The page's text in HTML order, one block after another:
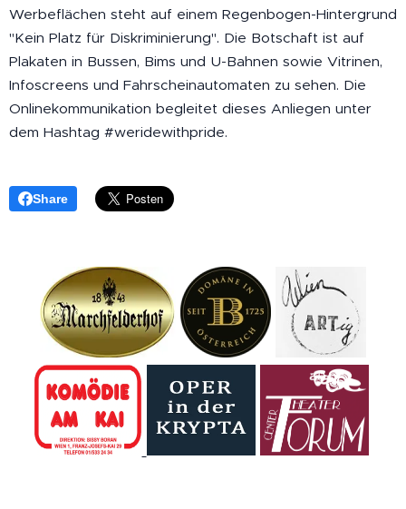
Werbeflächen steht auf einem Regenbogen-Hintergrund
"Kein Platz für Diskriminierung". Die Botschaft ist auf
Plakaten in Bussen, Bims und U-Bahnen sowie Vitrinen,
Infoscreens und Fahrscheinautomaten zu sehen. Die
Onlinekommunikation begleitet dieses Anliegen unter
dem Hashtag #weridewithpride.
Share